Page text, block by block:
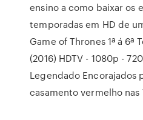
ensino a como baixar os
temporadas em HD de
Game of Thrones 1ª á 6ª
(2016) HDTV - 1080p -
Legendado Encorajados
casamento vermelho nas